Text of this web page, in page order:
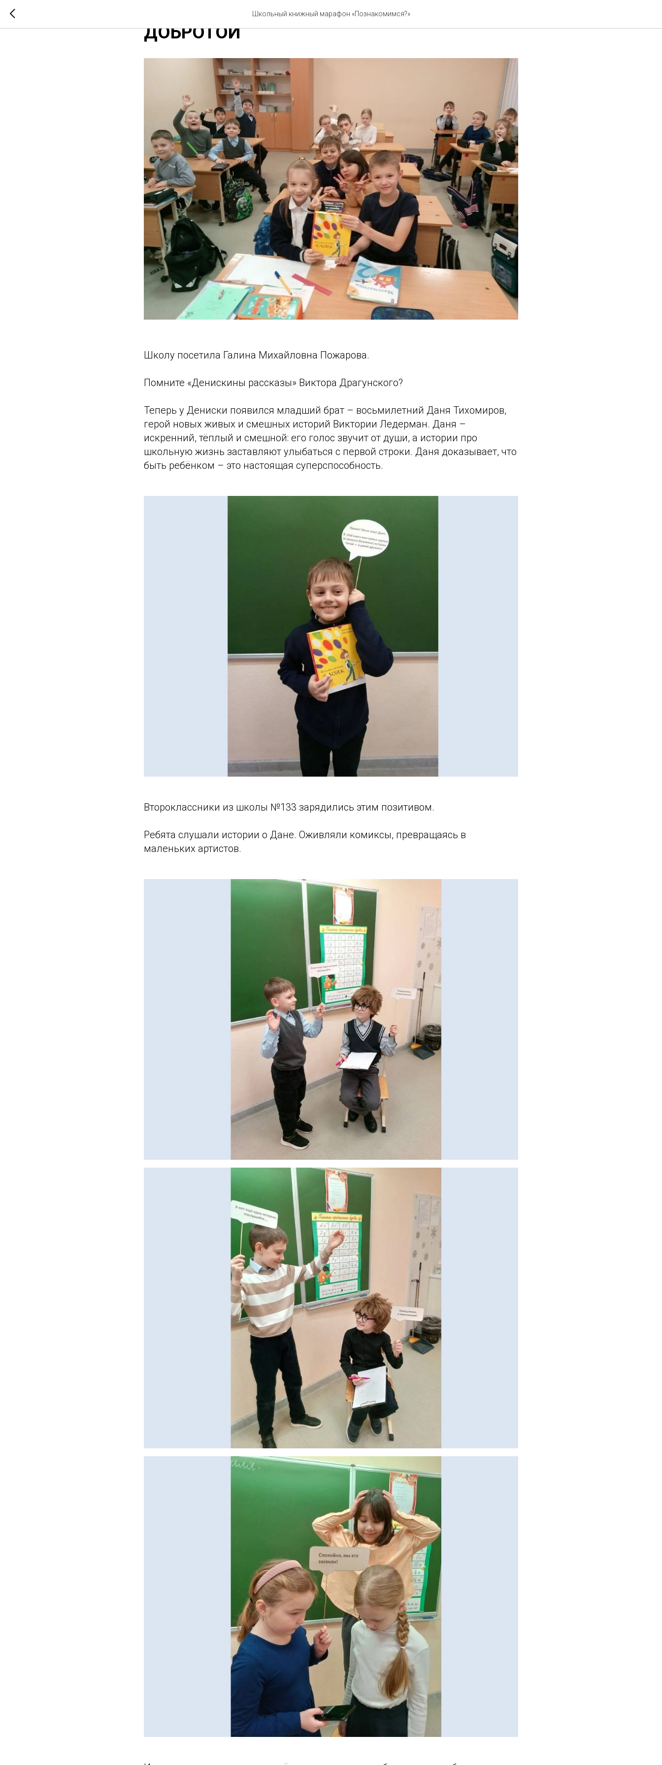
Школьный книжный марафон «Познакомимся?»
СМОТРЕТЬ НА МИР С ЛЮБОПЫТСТВОМ И
ДОБРОТОЙ
Школу посетила Галина Михайловна Пожарова.
Помните «Денискины рассказы» Виктора Драгунского?
Теперь у Дениски появился младший брат – восьмилетний Даня Тихомиров,
герой новых живых и смешных историй Виктории Ледерман. Даня –
искренний, тёплый и смешной: его голос звучит от души, а истории про
школьную жизнь заставляют улыбаться с первой строки. Даня доказывает, что
быть ребёнком – это настоящая суперспособность.
Второклассники из школы №133 зарядились этим позитивом.
Ребята слушали истории о Данe. Оживляли комиксы, превращаясь в
маленьких артистов.